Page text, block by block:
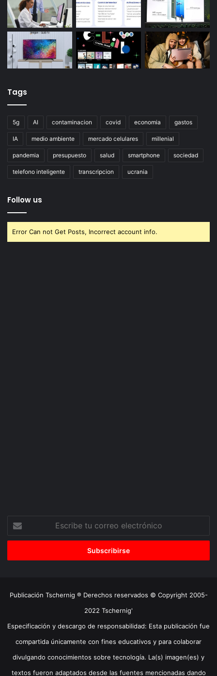
Tags
5g AI contaminacion covid economia gastos
IA medio ambiente mercado celulares millenial
pandemia presupuesto salud smartphone sociedad
telefono inteligente transcripcion ucrania
Follow us
Error Can not Get Posts, Incorrect account info.
correo
Publicación Tschernig ® Derechos reservados © Copyright 2005-
2022 Tschernig'
Especificación y descargo de responsabilidad: Esta publicación fue
compartida únicamente con fines educativos y para colaborar
divulgando conocimientos sobre tecnología. La(s) imagen(es) y
textos fueron adaptados desde las fuentes mencionadas dando